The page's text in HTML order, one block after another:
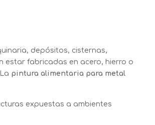
depósitos, cisternas,
estar fabricadas en acero, hierro o
pintura alimentaria para metal
expuestas a ambientes